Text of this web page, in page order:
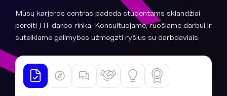
Mūsų karjeros centras padeda studentams sklandžiai
pereiti į IT darbo rinką. Konsultuojame, ruošiame darbui ir
suteikiame galimybes užmegzti ryšius su darbdaviais.